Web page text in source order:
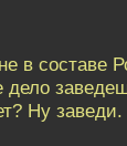
в составе
дело
Ну заведи.